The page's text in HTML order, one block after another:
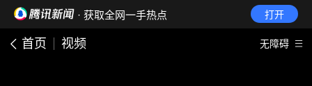
· 获取全网一手热点 打开
首页 视频 无障碍